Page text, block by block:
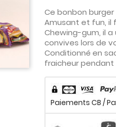
Ce bonbon
Amusant et fun, il
Chewing-gum, il a
convives lors de
Conditionné en
fraicheur
Paiements CB /